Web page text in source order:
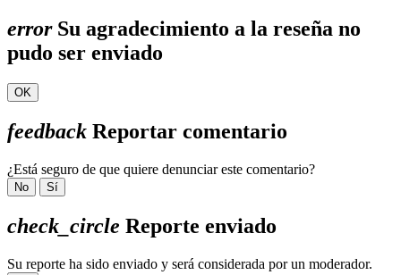
errorSu agradecimiento a la reseña no
pudo ser enviado
OK
feedback Reportar comentario
¿Está seguro de que quiere denunciar este comentario?
No Sí
check_circle Reporte enviado
Su reporte ha sido enviado y será considerada por un moderador.